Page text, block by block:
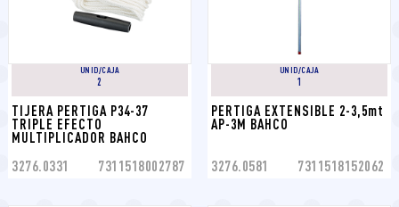
UNID/CAJA
2
TIJERA PERTIGA P34-37
TRIPLE EFECTO
MULTIPLICADOR BAHCO
3276.0331 7311518002787
UNID/CAJA
1
PERTIGA EXTENSIBLE 2-3,5mt
AP-3M BAHCO
3276.0581 7311518152062